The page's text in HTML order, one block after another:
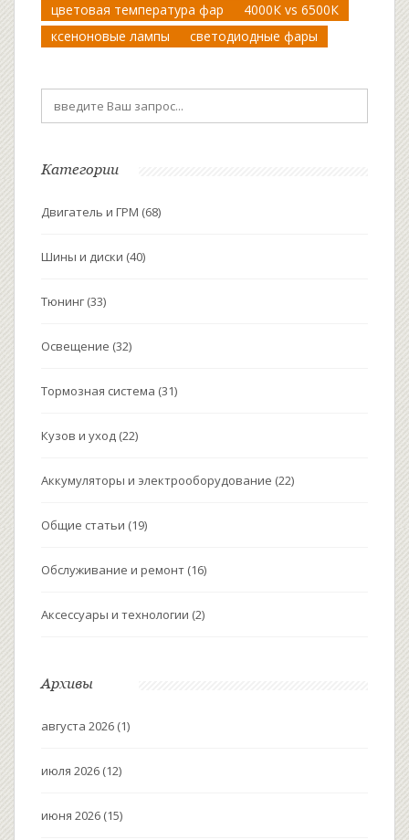
цветовая температура фар
4000К vs 6500К
ксеноновые лампы
светодиодные фары
Категории
Двигатель и ГРМ (68)
Шины и диски (40)
Тюнинг (33)
Освещение (32)
Тормозная система (31)
Кузов и уход (22)
Аккумуляторы и электрооборудование (22)
Общие статьи (19)
Обслуживание и ремонт (16)
Аксессуары и технологии (2)
Архивы
августа 2026 (1)
июля 2026 (12)
июня 2026 (15)